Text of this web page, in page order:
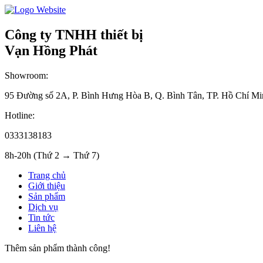
Công ty TNHH thiết bị
Vạn Hồng Phát
Showroom:
95 Đường số 2A, P. Bình Hưng Hòa B, Q. Bình Tân, TP. Hồ Chí
Hotline:
0333138183
8h-20h (Thứ 2 → Thứ 7)
Trang chủ
Giới thiệu
Sản phẩm
Dịch vụ
Tin tức
Liên hệ
Thêm sản phẩm thành công!